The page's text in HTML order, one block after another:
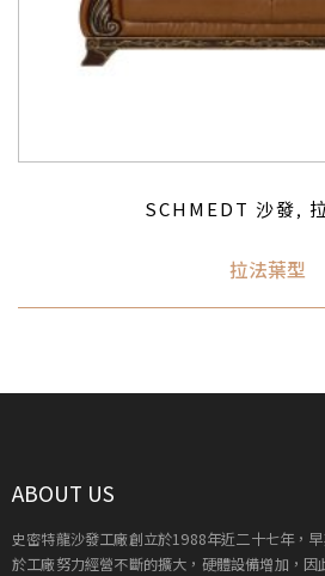
SCHMEDT 沙發,
拉法葉型
ABOUT US
史密特龍沙發工廠創立於1988年近二十七年，
於工廠努力經營不斷的擴大，硬體設備增加，